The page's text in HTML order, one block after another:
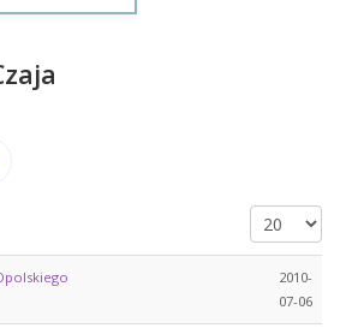
Pokaż #
2010-
07-06